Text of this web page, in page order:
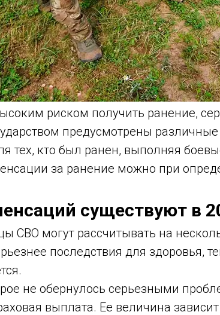
риском получить ранение,
предусмотрены
тех, кто был ранен, выполняя
за ранение можно при
существуют в
СВО могут рассчитывать на
последствия для здоровья,
не обернулось серьезными
выплата. Ее величина зависит